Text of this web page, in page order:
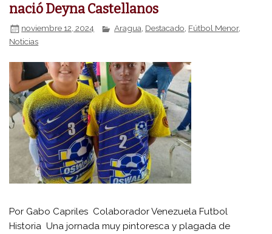
nació Deyna Castellanos
noviembre 12, 2024 Aragua, Destacado, Fútbol Menor,
Noticias
Por Gabo Capriles Colaborador Venezuela Futbol
Historia Una jornada muy pintoresca y plagada de